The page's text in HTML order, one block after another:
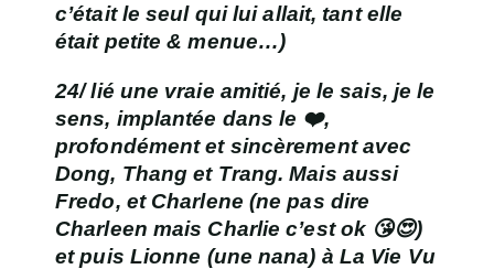
c’était le seul qui lui allait, tant elle
était petite & menue…)
24/ lié une vraie amitié, je le sais, je le
sens, implantée dans le ❤️,
profondément et sincèrement avec
Dong, Thang et Trang. Mais aussi
Fredo, et Charlene (ne pas dire
Charleen mais Charlie c’est ok 😘😍)
et puis Lionne (une nana) à La Vie Vu